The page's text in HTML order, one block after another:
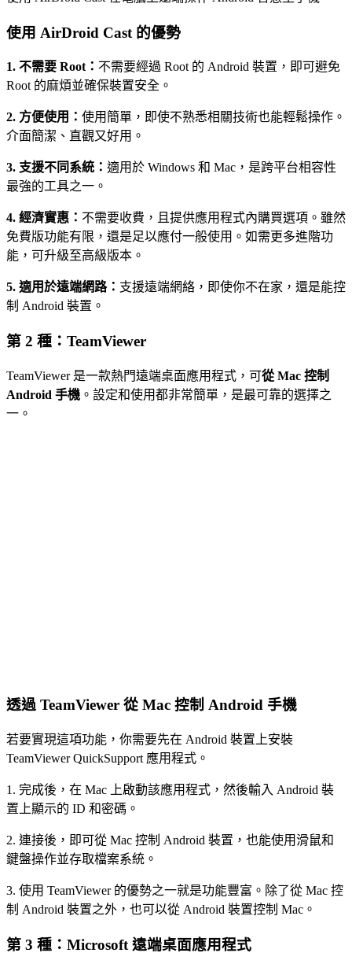
使用 AirDroid Cast 的優勢
1. 不需要 Root： 不需要經過 Root 的 Android 裝置，即可避免
Root 的麻煩並確保裝置安全。
2. 方便使用： 使用簡單，即使不熟悉相關技術也能輕鬆操作。
介面簡潔、直觀又好用。
3. 支援不同系統： 適用於 Windows 和 Mac，是跨平台相容性
最強的工具之一。
4. 經濟實惠： 不需要收費，且提供應用程式內購買選項。雖然
免費版功能有限，還是足以應付一般使用。如需更多進階功
能，可升級至高級版本。
5. 適用於遠端網路： 支援遠端網絡，即使你不在家，還是能控
制 Android 裝置。
第 2 種：TeamViewer
TeamViewer 是一款熱門遠端桌面應用程式，可從 Mac 控制
Android 手機 。設定和使用都非常簡單，是最可靠的選擇之
一。
透過 TeamViewer 從 Mac 控制 Android 手機
若要實現這項功能，你需要先在 Android 裝置上安裝
TeamViewer QuickSupport 應用程式。
1. 完成後，在 Mac 上啟動該應用程式，然後輸入 Android 裝
置上顯示的 ID 和密碼。
2. 連接後，即可從 Mac 控制 Android 裝置，也能使用滑鼠和
鍵盤操作並存取檔案系統。
3. 使用 TeamViewer 的優勢之一就是功能豐富。除了從 Mac 控
制 Android 裝置之外，也可以從 Android 裝置控制 Mac。
第 3 種：Microsoft 遠端桌面應用程式